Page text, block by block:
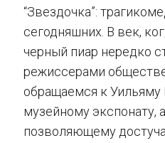
“Звездочка”:
сегодняшних. В век,
черный пиар нередко
режиссерами
обращаемся к
музейному экспонату,
позволяющему